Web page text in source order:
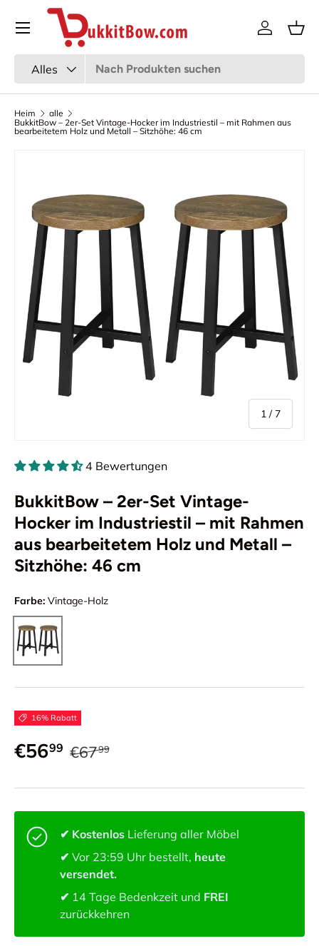
Zum Inhalt gehen
Alles
Speisekarte
Heim
alle
BukkitBow – 2er-Set Vintage-Hocker im Industriestil – mit Rahmen aus
bearbeitetem Holz und Metall – Sitzhöhe: 46 cm
1 / von
7
4 Bewertungen
BukkitBow – 2er-Set Vintage-
Hocker im Industriestil – mit Rahmen
aus bearbeitetem Holz und Metall –
Sitzhöhe: 46 cm
Farbe: Vintage-Holz
Vintage-Holz
16% Rabatt
€5699 €6799
✔ Kostenlos Lieferung aller Möbel
✔ Vor 23:59 Uhr bestellt, heute
versendet.
✔ 14 Tage Bedenkzeit und FREI
zurückkehren